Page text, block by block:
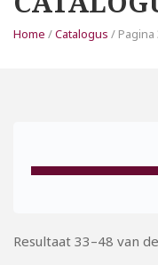
Home /Catalogus / Pagina
Resultaat 33–48 van